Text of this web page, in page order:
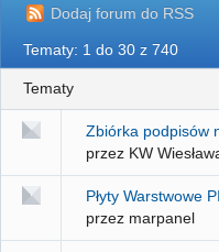
Dodaj forum do RSS
Tematy: 1 do 30 z 740
Tematy
Zbiórka podpisów
przez KW
Płyty Warstwowe
przez marpanel